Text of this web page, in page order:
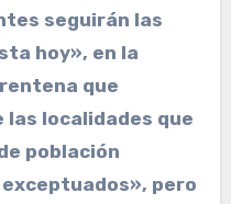
seguirán las
hoy», en la
que
las localidades que
población
pero